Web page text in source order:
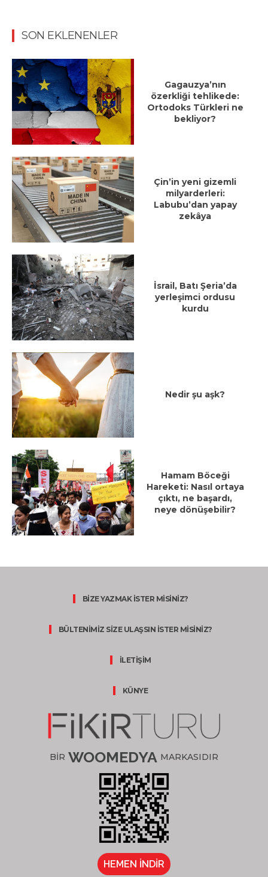
SON EKLENENLER
Gagauzya’nın
özerkliği tehlikede:
Ortodoks Türkleri ne
bekliyor?
Çin’in yeni gizemli
milyarderleri:
Labubu’dan yapay
zekâya
İsrail, Batı Şeria’da
yerleşimci ordusu
kurdu
Nedir şu aşk?
Hamam Böceği
Hareketi: Nasıl ortaya
çıktı, ne başardı,
neye dönüşebilir?
BİZE YAZMAK İSTER MİSİNİZ?
BÜLTENİMİZ SİZE ULAŞSIN İSTER MİSİNİZ?
İLETİŞİM
KÜNYE
BİR WOOMEDYA MARKASIDIR
HEMEN İNDİR